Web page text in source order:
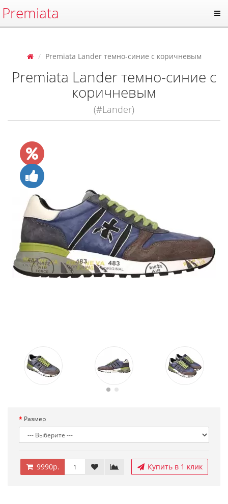
Premiata
Premiata Lander темно-синие с коричневым
Premiata Lander темно-синие с
коричневым
(#Lander)
Размер
9990р. Купить в 1 клик